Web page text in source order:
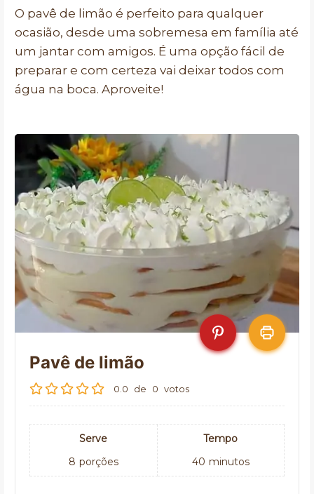
O pavê de limão é perfeito para qualquer
ocasião, desde uma sobremesa em família até
um jantar com amigos. É uma opção fácil de
preparar e com certeza vai deixar todos com
água na boca. Aproveite!
Pavê de limão
0.0 de 0 votos
Serve
8 porções
Tempo
40 minutos